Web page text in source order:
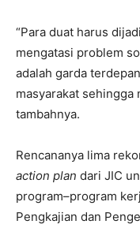
“Para duat harus
mengatasi problem
adalah garda
masyarakat sehingga
tambahnya.
Rencananya lima
action plan dari JIC
program–program
Pengkajian dan